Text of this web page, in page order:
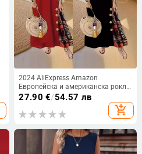
2024 AliExpress Amazon
Европейска и американска рокля
Есенна експлозия Темперамент
Рокля с копчета и щампа на
копчета на склад
27.90 €/54.57 лв
add_shopping_cart